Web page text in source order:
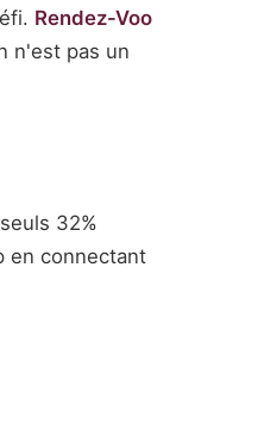
Rendez-Voo
n'est pas un
32%
en connectant